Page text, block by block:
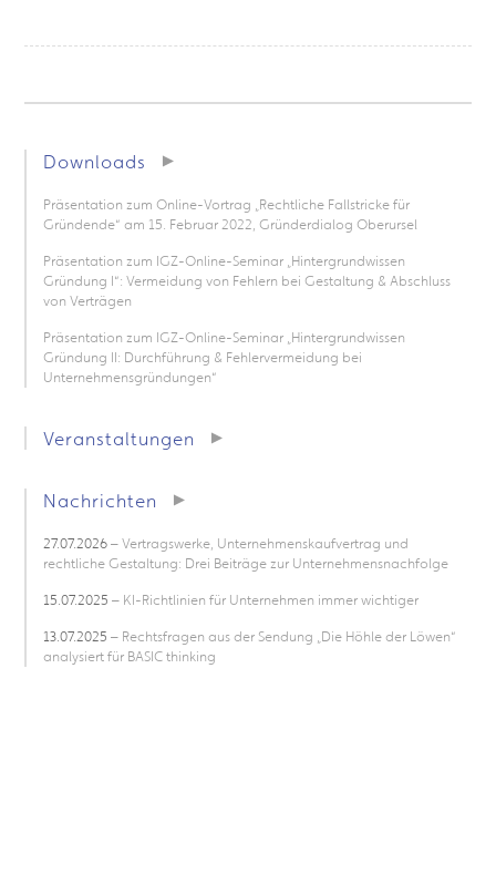
Downloads
Präsentation zum Online-Vortrag „Rechtliche Fallstricke für
Gründende“ am 15. Februar 2022, Gründerdialog Oberursel
Präsentation zum IGZ-Online-Seminar „Hintergrundwissen
Gründung I“: Vermeidung von Fehlern bei Gestaltung & Abschluss
von Verträgen
Präsentation zum IGZ-Online-Seminar „Hintergrundwissen
Gründung II: Durchführung & Fehlervermeidung bei
Unternehmensgründungen“
Veranstaltungen
Nachrichten
27.07.2026– Vertragswerke, Unternehmenskaufvertrag und
rechtliche Gestaltung: Drei Beiträge zur Unternehmensnachfolge
15.07.2025 – KI-Richtlinien für Unternehmen immer wichtiger
13.07.2025 – Rechtsfragen aus der Sendung „Die Höhle der Löwen“
analysiert für BASIC thinking